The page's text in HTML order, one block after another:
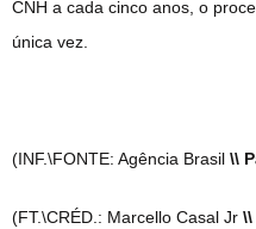
CNH a cada cinco anos, o
única vez.
(INF.\FONTE: Agência Brasil \\
(FT.\CRÉD.: Marcello Casal Jr \\